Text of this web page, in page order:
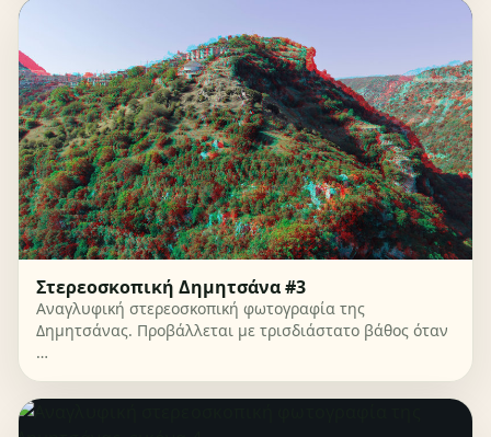
Στερεοσκοπική Δημητσάνα #3
Αναγλυφική στερεοσκοπική φωτογραφία της
Δημητσάνας. Προβάλλεται με τρισδιάστατο βάθος όταν
…